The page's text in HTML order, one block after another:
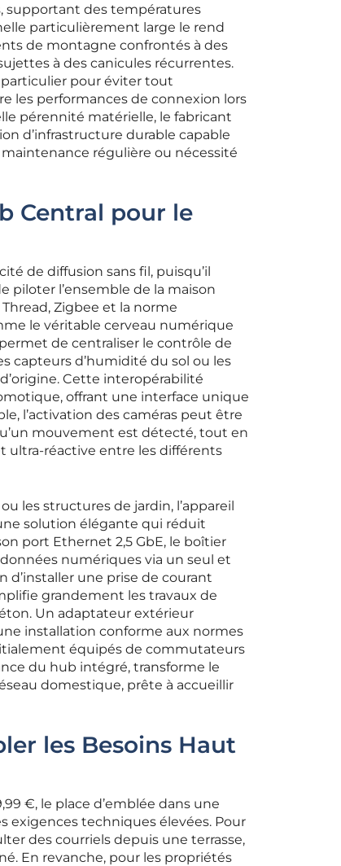
supportant des températures
particulièrement large le rend
de montagne confrontés à des
à des canicules récurrentes.
particulier pour éviter tout
les performances de connexion lors
pérennité matérielle, le fabricant
d’infrastructure durable capable
régulière ou nécessité
Central pour le
de diffusion sans fil, puisqu’il
l’ensemble de la maison
Zigbee et la norme
le véritable cerveau numérique
de centraliser le contrôle de
capteurs d’humidité du sol ou les
Cette interopérabilité
offrant une interface unique
l’activation des caméras peut être
mouvement est détecté, tout en
ultra-réactive entre les différents
les structures de jardin, l’appareil
solution élégante qui réduit
port Ethernet 2,5 GbE, le boîtier
numériques via un seul et
d’installer une prise de courant
grandement les travaux de
Un adaptateur extérieur
installation conforme aux normes
équipés de commutateurs
du hub intégré, transforme le
domestique, prête à accueillir
les Besoins Haut
€, le place d’emblée dans une
exigences techniques élevées. Pour
des courriels depuis une terrasse,
En revanche, pour les propriétés